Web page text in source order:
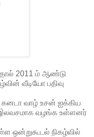
2011 ம் ஆண்டு
வீடியோ பதிவு
வாழ் உசன் ஐக்கிய
வழங்க உள்ளனர்
ஒன்றுகூடல் நிகழ்வில்